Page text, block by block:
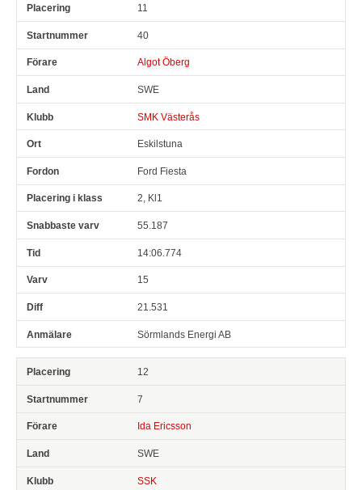
11
40
Algot Öberg
SWE
SMK Västerås
Eskilstuna
Ford Fiesta
2, Kl1
55.187
14:06.774
15
21.531
Sörmlands Energi AB
12
7
Ida Ericsson
SWE
SSK